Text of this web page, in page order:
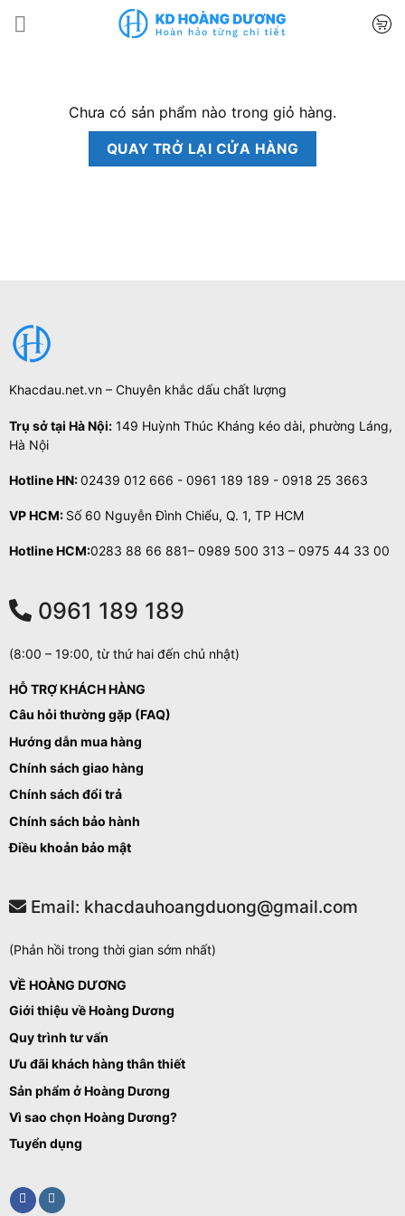
qua
Chưa có sản phẩm nào trong giỏ hàng.
QUAY TRỞ LẠI CỬA HÀNG
Khacdau.net.vn – Chuyên khắc dấu chất lượng
Trụ sở tại Hà Nội:149 Huỳnh Thúc Kháng kéo dài, phường Láng,
Hà Nội
Hotline HN:02439 012 666 - 0961 189 189 - 0918 25 3663
VP HCM: Số 60 Nguyễn Đình Chiểu, Q. 1, TP HCM
Hotline HCM:0283 88 66 881– 0989 500 313 – 0975 44 33 00
0961 189 189
(8:00 – 19:00, từ thứ hai đến chủ nhật)
HỖ TRỢ KHÁCH HÀNG
Câu hỏi thường gặp (FAQ)
Hướng dẫn mua hàng
Chính sách giao hàng
Chính sách đổi trả
Chính sách bảo hành
Điều khoản bảo mật
Email: khacdauhoangduong@gmail.com
(Phản hồi trong thời gian sớm nhất)
VỀ HOÀNG DƯƠNG
Giới thiệu về Hoàng Dương
Quy trình tư vấn
Ưu đãi khách hàng thân thiết
Sản phẩm ở Hoàng Dương
Vì sao chọn Hoàng Dương?
Tuyển dụng